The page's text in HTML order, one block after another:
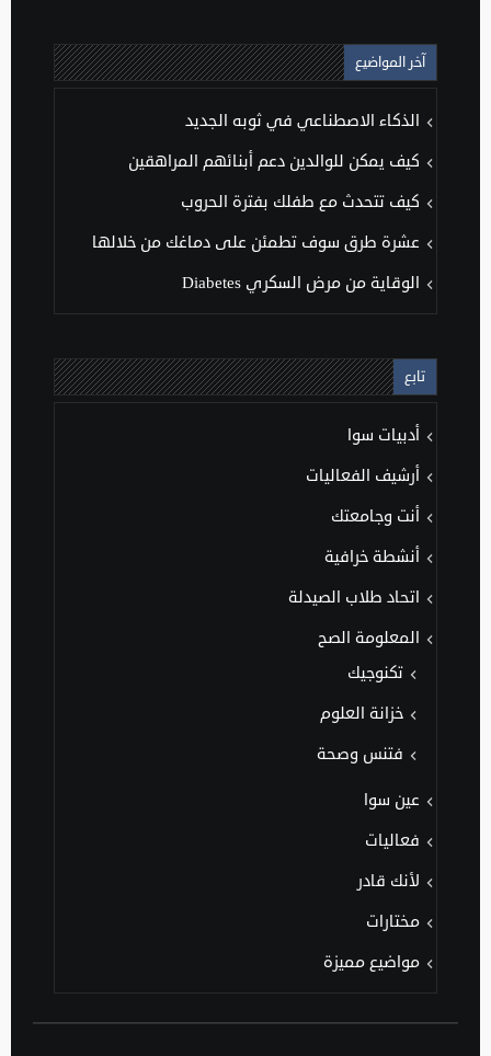
آخر المواضيع
الذكاء الاصطناعي في ثوبه الجديد
كيف يمكن للوالدين دعم أبنائهم المراهقين
كيف تتحدث مع طفلك بفترة الحروب
عشرة طرق سوف تطمئن على دماغك من خلالها
الوقاية من مرض السكري Diabetes
تابع
أدبيات سوا
أرشيف الفعاليات
أنت وجامعتك
أنشطة خرافية
اتحاد طلاب الصيدلة
المعلومة الصح
تكنوجيك
خزانة العلوم
فتنس وصحة
عين سوا
فعاليات
لأنك قادر
مختارات
مواضيع مميزة